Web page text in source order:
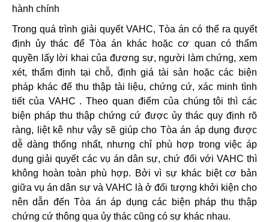
hành chính
Trong quá trình giải quyết VAHC, Tòa án có thể ra quyết
định ủy thác để Tòa án khác hoặc cơ quan có thẩm
quyền lấy lời khai của đương sự, người làm chứng, xem
xét, thẩm định tại chỗ, định giá tài sản hoặc các biện
pháp khác để thu thập tài liệu, chứng cứ, xác minh tình
tiết của VAHC . Theo quan điểm của chúng tôi thì các
biện pháp thu thập chứng cứ được ủy thác quy định rõ
ràng, liệt kê như vậy sẽ giúp cho Tòa án áp dụng được
dễ dàng thống nhất, nhưng chỉ phù hợp trong việc áp
dụng giải quyết các vụ án dân sự, chứ đối với VAHC thì
không hoàn toàn phù hợp. Bởi vì sự khác biệt cơ bản
giữa vụ án dân sự và VAHC là ở đối tượng khởi kiện cho
nên dẫn đến Tòa án áp dụng các biện pháp thu thập
chứng cứ thông qua ủy thác cũng có sự khác nhau.